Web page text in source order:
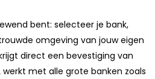
bent: selecteer je bank,
omgeving van jouw eigen
direct een bevestiging van
werkt met alle grote banken zoals